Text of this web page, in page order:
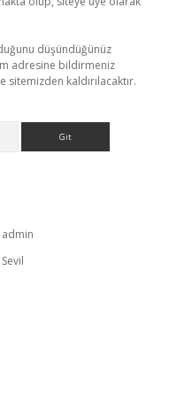
düşündüğünüz
adresine bildirmeniz
kaldırılacaktır.
admin
Sevil